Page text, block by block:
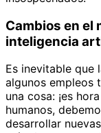
Cambios en el
inteligencia
Es inevitable que
algunos empleos
una cosa: ¡es
humanos,
desarrollar